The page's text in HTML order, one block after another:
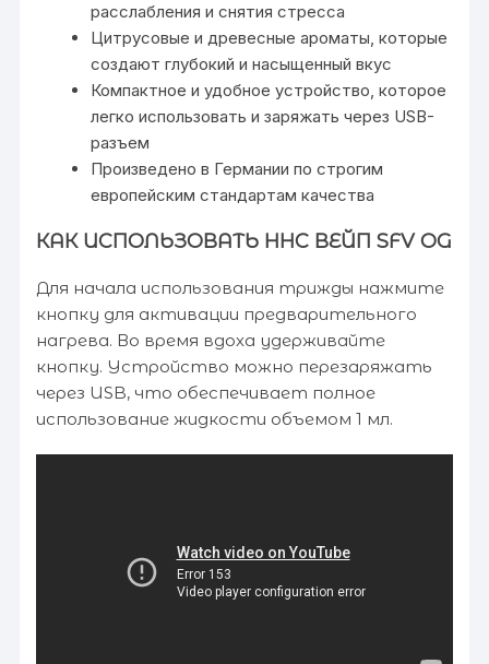
расслабления и снятия стресса
Цитрусовые и древесные ароматы, которые
создают глубокий и насыщенный вкус
Компактное и удобное устройство, которое
легко использовать и заряжать через USB-
разъем
Произведено в Германии по строгим
европейским стандартам качества
КАК ИСПОЛЬЗОВАТЬ HHC ВЕЙП SFV OG
Для начала использования трижды нажмите
кнопку для активации предварительного
нагрева. Во время вдоха удерживайте
кнопку. Устройство можно перезаряжать
через USB, что обеспечивает полное
использование жидкости объемом 1 мл.